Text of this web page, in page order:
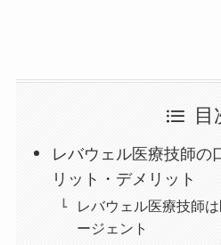
目
レバウェル医療技師の
リット・デメリット
レバウェル医療技師
ージェント